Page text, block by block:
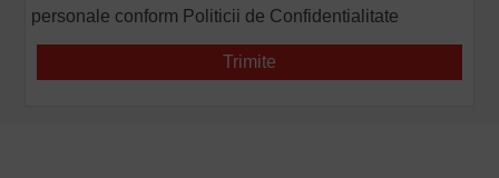
personale conform Politicii de Confidentialitate